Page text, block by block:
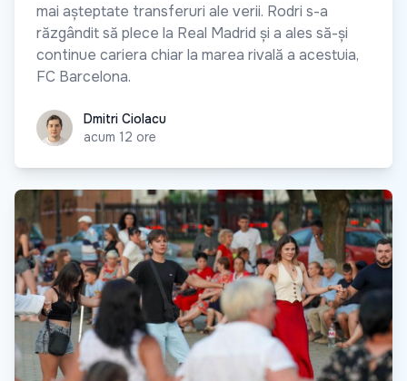
mai așteptate transferuri ale verii. Rodri s-a
răzgândit să plece la Real Madrid și a ales să-și
continue cariera chiar la marea rivală a acestuia,
FC Barcelona.
Dmitri Ciolacu
Dmitri Ciolacu
acum 12 ore